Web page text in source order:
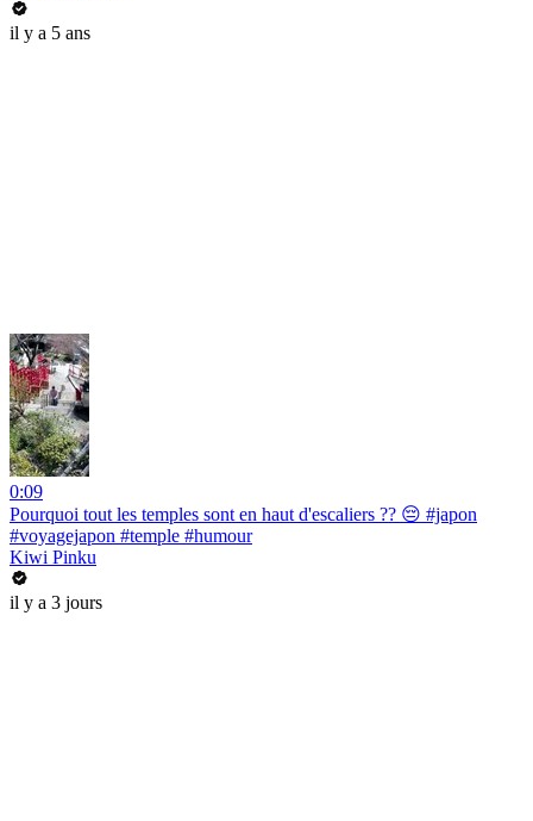
il y a 5 ans
0:09
Pourquoi tout les temples sont en haut d'escaliers ?? 😔 #japon
#voyagejapon #temple #humour
Kiwi Pinku
il y a 3 jours